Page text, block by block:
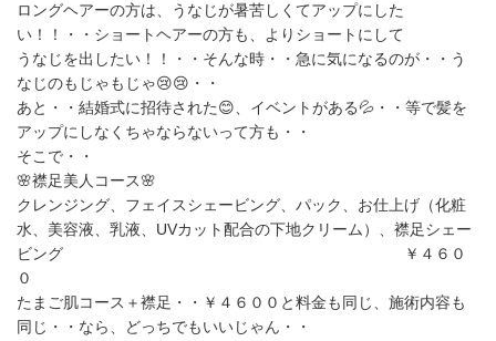
ロングヘアーの方は、うなじが暑苦しくてアップにした
い！！・・ショートヘアーの方も、よりショートにして
うなじを出したい！！・・そんな時・・急に気になるのが・・う
なじのもじゃもじゃ😢😢・・
あと・・結婚式に招待された😊、イベントがある💦・・等で髪を
アップにしなくちゃならないって方も・・
そこで・・
🌸襟足美人コース🌸
クレンジング、フェイスシェービング、パック、お仕上げ（化粧
水、美容液、乳液、UVカット配合の下地クリーム）、襟足シェー
ビング ￥４６０
０
たまご肌コース＋襟足・・￥４６００と料金も同じ、施術内容も
同じ・・なら、どっちでもいいじゃん・・